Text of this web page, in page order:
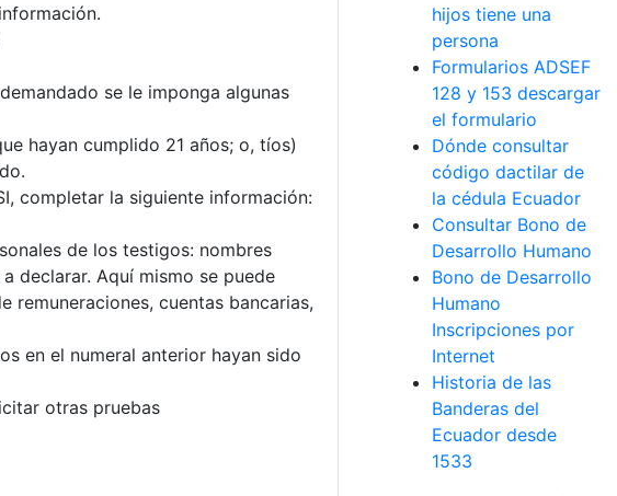
se le imponga algunas
hayan cumplido 21 años; o, tíos)
completar la siguiente información:
de los testigos: nombres
declarar. Aquí mismo se puede
remuneraciones, cuentas bancarias,
en el numeral anterior hayan sido
otras pruebas
hijos tiene una
persona
Formularios ADSEF
128 y 153 descargar
el formulario
Dónde consultar
código dactilar de
la cédula Ecuador
Consultar Bono de
Desarrollo Humano
Bono de Desarrollo
Humano
Inscripciones por
Internet
Historia de las
Banderas del
Ecuador desde
1533